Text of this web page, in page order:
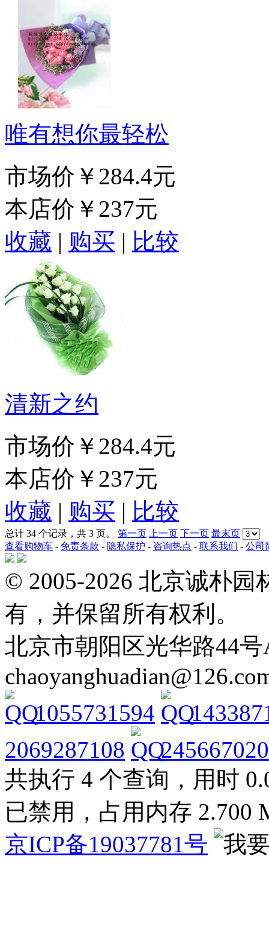
唯有想你最轻松
市场价 ￥284.4元
本店价 ￥237元
收藏 | 购买 | 比较
清新之约
市场价 ￥284.4元
本店价 ￥237元
收藏 | 购买 | 比较
总计 34 个记录，共 3 页。 第一页 上一页 下一页 最末页
查看购物车 - 免责条款 - 隐私保护 - 咨询热点 - 联系我们 - 公司
© 2005-2026 北京诚朴园
有，并保留所有权利。
北京市朝阳区光华路44号
1055731594
2069287108
共执行 4 个查询，用时
已禁用，占用内存 2.700
京ICP备19037781号